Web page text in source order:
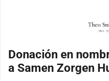
Donación en
a Samen Zorgen